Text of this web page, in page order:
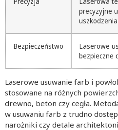
precyzyjne
uszkodzenia
Bezpieczeństwo
Laserowe
bezpieczne
Laserowe usuwanie farb i
stosowane na różnych
drewno, beton czy cegła.
w usuwaniu farb z trudno
narożniki czy detale